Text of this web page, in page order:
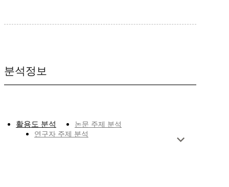
분석정보
활용도 분석
논문 주제 분석
연구자 주제 분석